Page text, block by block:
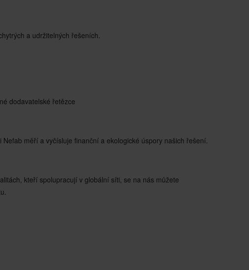
a udržitelných řešeních.
dodavatelské řetězce
měří a vyčísluje finanční a ekologické úspory našich řešení.
kteří spolupracují v globální síti, se na nás můžete